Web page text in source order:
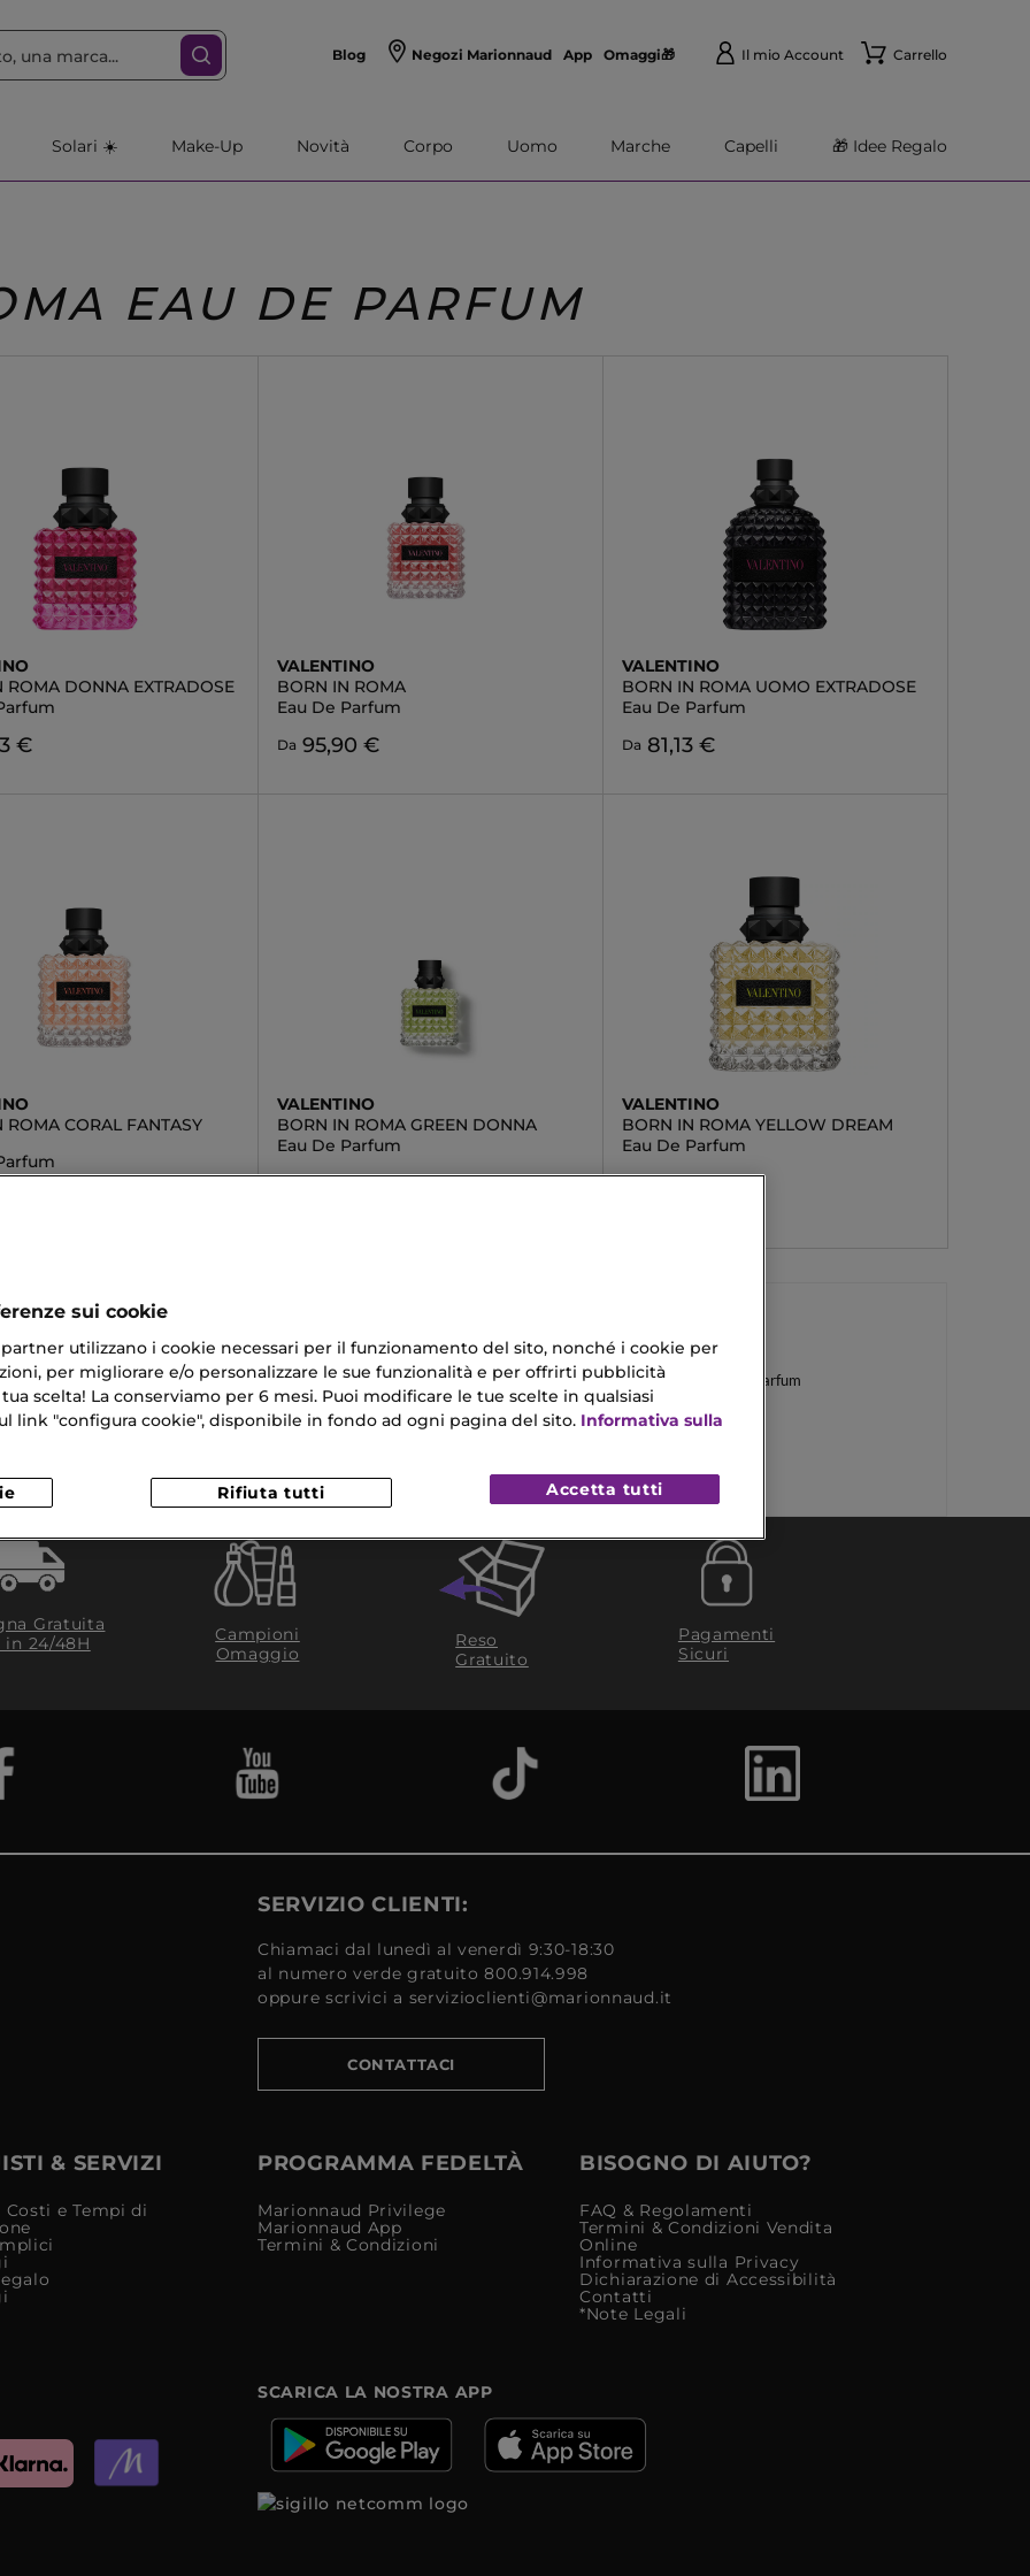
Blog Negozi Marionnaud App Omaggi🎁 Il mio Account Carrello
Solari ☀️ Make-Up Novità Corpo Uomo Marche Capelli 🎁 Idee Regalo
EAU DE PARFUM
ROMA DONNA EXTRADOSE
€
VALENTINO
BORN IN ROMA
Eau De Parfum
Da 95,90 €
VALENTINO
BORN IN ROMA UOMO EXTRADOSE
Eau De Parfum
Da 81,13 €
ROMA CORAL FANTASY
VALENTINO
BORN IN ROMA GREEN DONNA
Eau De Parfum
95,90 €
VALENTINO
BORN IN ROMA YELLOW DREAM
Eau De Parfum
128,73 €
Eau De Parfum Profumi Donna Roma Acqua Di Gio Eau De Parfum
Naturali Shampoo Ysl Finish Day All Year
Gratuita
in 24/48H
Campioni
Omaggio
Reso
Gratuito
Pagamenti
Sicuri
SERVIZIO CLIENTI:
Chiamaci dal lunedì al venerdì 9:30-18:30
al numero verde gratuito 800.914.998
oppure scrivici a servizioclienti@marionnaud.it
CONTATTACI
& SERVIZI
Costi e Tempi di
PROGRAMMA FEDELTÀ
Marionnaud Privilege
Marionnaud App
Termini & Condizioni
BISOGNO DI AIUTO?
FAQ & Regolamenti
Termini & Condizioni Vendita
Online
Informativa sulla Privacy
Dichiarazione di Accessibilità
Contatti
*Note Legali
SCARICA LA NOSTRA APP
sui cookie
utilizzano i cookie necessari per il funzionamento del sito, nonché i cookie per
per migliorare e/o personalizzare le sue funzionalità e per offrirti pubblicità
scelta! La conserviamo per 6 mesi. Puoi modificare le tue scelte in qualsiasi
link "configura cookie", disponibile in fondo ad ogni pagina del sito. Informativa sulla
Rifiuta tutti Accetta tutti